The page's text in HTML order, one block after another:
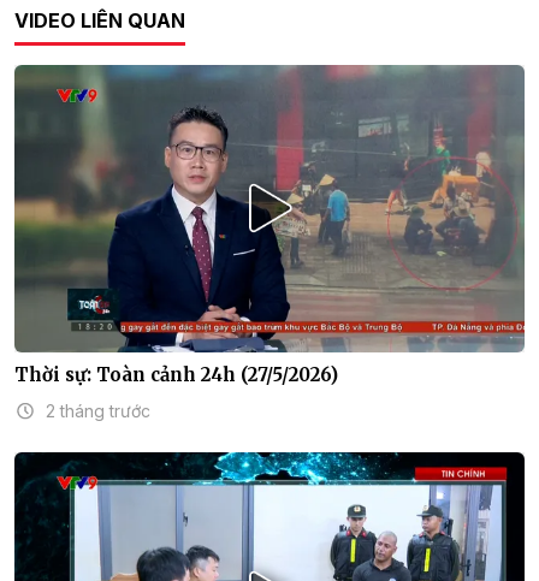
VIDEO LIÊN QUAN
Thời sự: Toàn cảnh 24h (27/5/2026)
2 tháng trước